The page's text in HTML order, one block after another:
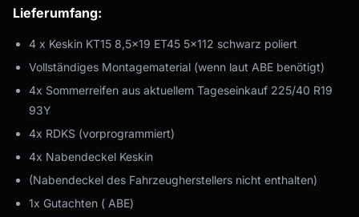
Lieferumfang:
4 x Keskin KT15 8,5x19 ET45 5x112 schwarz poliert
Vollständiges Montagematerial (wenn laut ABE benötigt)
4x Sommerreifen aus aktuellem Tageseinkauf 225/40 R19
93Y
4x RDKS (vorprogrammiert)
4x Nabendeckel Keskin
(Nabendeckel des Fahrzeugherstellers nicht enthalten)
1x Gutachten ( ABE)